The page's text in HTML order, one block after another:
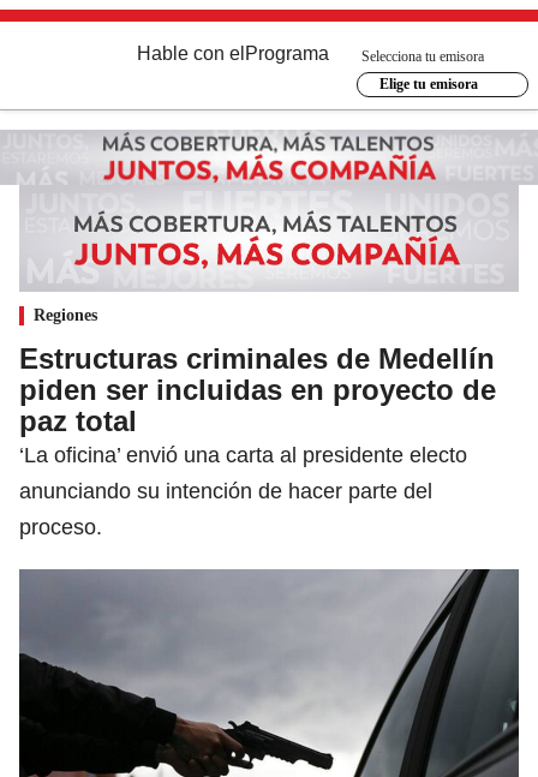
Hable con el Programa
Selecciona tu emisora
Elige tu emisora
Regiones
Estructuras criminales de Medellín
piden ser incluidas en proyecto de
paz total
‘La oficina’ envió una carta al presidente electo
anunciando su intención de hacer parte del
proceso.